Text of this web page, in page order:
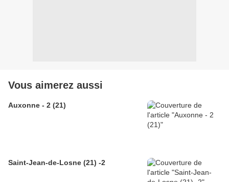
Vous aimerez aussi
Auxonne - 2 (21)
Saint-Jean-de-Losne (21) -2